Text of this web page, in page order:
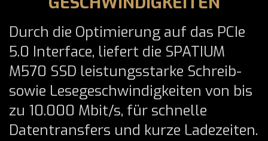
Durch die Optimierung auf das PCIe
5.0 Interface, liefert die SPATIUM
M570 SSD leistungsstarke Schreib-
sowie Lesegeschwindigkeiten von bis
zu 10.000 Mbit/s, für schnelle
Datentransfers und kurze Ladezeiten.